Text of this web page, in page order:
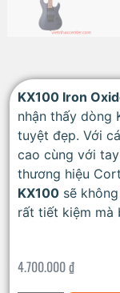
KX100 Iron
nhận thấy dòng
tuyệt đẹp. Với
cao cùng với
thương hiệu
KX100 sẽ
rất tiết kiệm mà
4.700.000₫